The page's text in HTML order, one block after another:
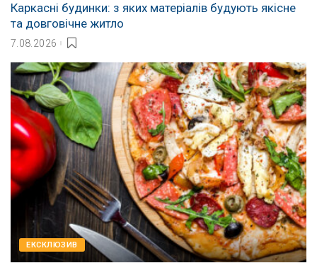
Каркасні будинки: з яких матеріалів будують якісне
та довговічне житло
7.08.2026
EКСКЛЮЗИВ